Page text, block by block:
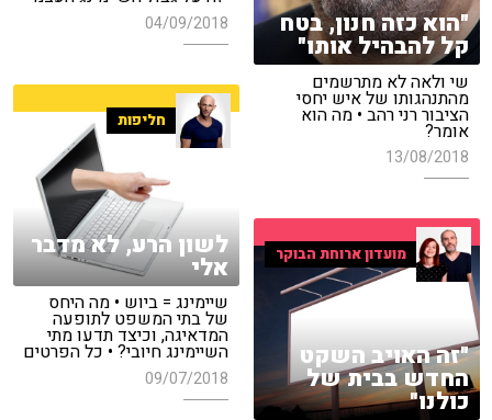
04/09/2018 "הוא כזה חנון, בטח
קל להבהיל אותו"
שי ולאה לא מתרשמים
מהתנהגותו של איש יחסי
הציבור רני רהב • מה הוא
אומר?
13/08/2018
חליפות
לשון הרע, לא מדבר
אלי
שיימינג = ביוש • מה היחס
של בתי המשפט לתופעה
המדאיגה, וכיצד תדעו מתי
השיימינג חיובי? • כל הפרטים
09/07/2018
מועדון ארוחת הבוקר
"זה האויב השקט
החדש בבית של
כולנו"